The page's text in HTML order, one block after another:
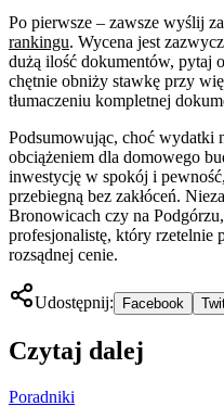
Po pierwsze – zawsze wyślij
rankingu. Wycena jest
dużą ilość dokumentów, pytaj
chętnie obniży stawkę przy
tłumaczeniu kompletnej
Podsumowując, choć wydatki
obciążeniem dla domowego
inwestycję w spokój i
przebiegną bez zakłóceń.
Bronowicach czy na
profesjonalistę, który rzetelnie
rozsądnej cenie.
Udostępnij: Facebook
Czytaj dalej
Poradniki